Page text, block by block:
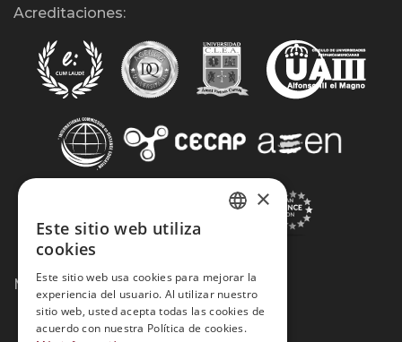
Acreditaciones:
Métodos de Pago:
×
Este sitio web utiliza
cookies
Este sitio web usa cookies para mejorar la
experiencia del usuario. Al utilizar nuestro
sitio web, usted acepta todas las cookies de
acuerdo con nuestra Política de cookies.